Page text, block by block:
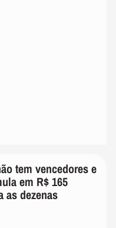
tem vencedores e
em R$ 165
as dezenas